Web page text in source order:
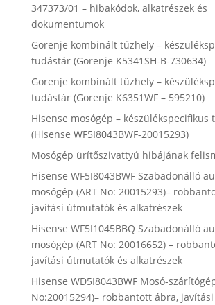
347373/01 – hibakódok, alkatrészek és
dokumentumok
Gorenje kombinált tűzhely –
tudástár (Gorenje K5341SH-B-730634)
Gorenje kombinált tűzhely –
tudástár (Gorenje K6351WF – 595210)
Hisense mosógép – készülékspecifikus
(Hisense WF5I8043BWF-20015293)
Mosógép ürítőszivattyú hibájának
Hisense WF5I8043BWF Szabadonálló
mosógép (ART No: 20015293)–
javítási útmutatók és alkatrészek
Hisense WF5I1045BBQ Szabadonálló
mosógép (ART No: 20016652) –
javítási útmutatók és alkatrészek
Hisense WD5I8043BWF Mosó-
No:20015294)– robbantott ábra,